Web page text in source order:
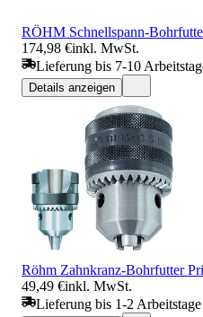
RÖHM Schnellspann-
174,98 €inkl. MwSt.
Lieferung bis 7-10
Details anzeigen
Röhm Zahnkranz-Bohrfutter
49,49 €inkl. MwSt.
Lieferung bis 1-2 Arbeitstage